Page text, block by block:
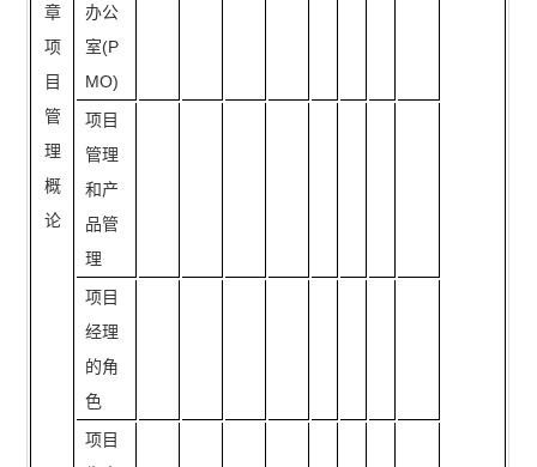
章
项
目
管
理
概
论
办公
室(P
MO)
项目
管理
和产
品管
理
项目
经理
的角
色
项目